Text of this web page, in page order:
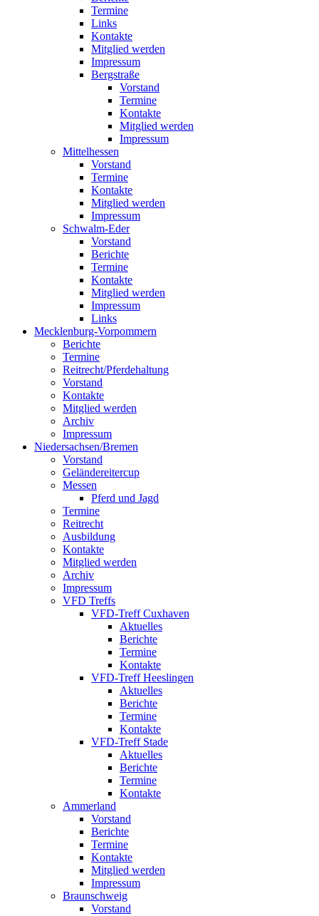
Termine
Links
Kontakte
Mitglied werden
Impressum
Bergstraße
Vorstand
Termine
Kontakte
Mitglied werden
Impressum
Mittelhessen
Vorstand
Termine
Kontakte
Mitglied werden
Impressum
Schwalm-Eder
Vorstand
Berichte
Termine
Kontakte
Mitglied werden
Impressum
Links
Mecklenburg-Vorpommern
Berichte
Termine
Reitrecht/Pferdehaltung
Vorstand
Kontakte
Mitglied werden
Archiv
Impressum
Niedersachsen/Bremen
Vorstand
Geländereitercup
Messen
Pferd und Jagd
Termine
Reitrecht
Ausbildung
Kontakte
Mitglied werden
Archiv
Impressum
VFD Treffs
VFD-Treff Cuxhaven
Aktuelles
Berichte
Termine
Kontakte
VFD-Treff Heeslingen
Aktuelles
Berichte
Termine
Kontakte
VFD-Treff Stade
Aktuelles
Berichte
Termine
Kontakte
Ammerland
Vorstand
Berichte
Termine
Kontakte
Mitglied werden
Impressum
Braunschweig
Vorstand